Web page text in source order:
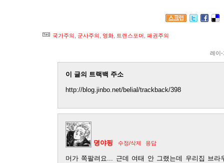
국가주의 군사주의 영화 트랜스포머 패권주의
레이-
이 글의 트랙백 주소
http://blog.jinbo.net/belial/trackback/398
뎡야핑 수정/삭제 응답
머가 쪽팔려요... 근데 여태 안 그랬는데 우리집 브라